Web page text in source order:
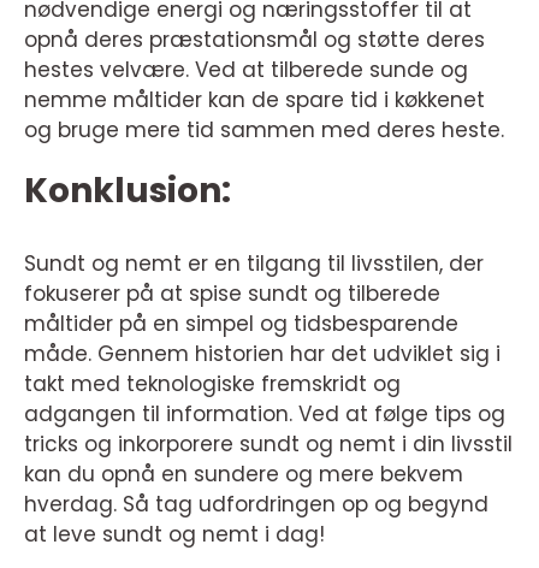
nødvendige energi og næringsstoffer til at
opnå deres præstationsmål og støtte deres
hestes velvære. Ved at tilberede sunde og
nemme måltider kan de spare tid i køkkenet
og bruge mere tid sammen med deres heste.
Konklusion:
Sundt og nemt er en tilgang til livsstilen, der
fokuserer på at spise sundt og tilberede
måltider på en simpel og tidsbesparende
måde. Gennem historien har det udviklet sig i
takt med teknologiske fremskridt og
adgangen til information. Ved at følge tips og
tricks og inkorporere sundt og nemt i din livsstil
kan du opnå en sundere og mere bekvem
hverdag. Så tag udfordringen op og begynd
at leve sundt og nemt i dag!